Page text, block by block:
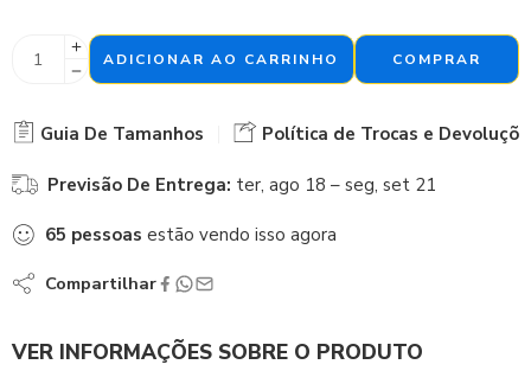
ADICIONAR AO CARRINHO COMPRAR
Guia De Tamanhos Política de Trocas e
Previsão De Entrega: ter, ago 18 – seg, set 21
65 pessoas estão vendo isso agora
Compartilhar
VER INFORMAÇÕES SOBRE O PRODUTO